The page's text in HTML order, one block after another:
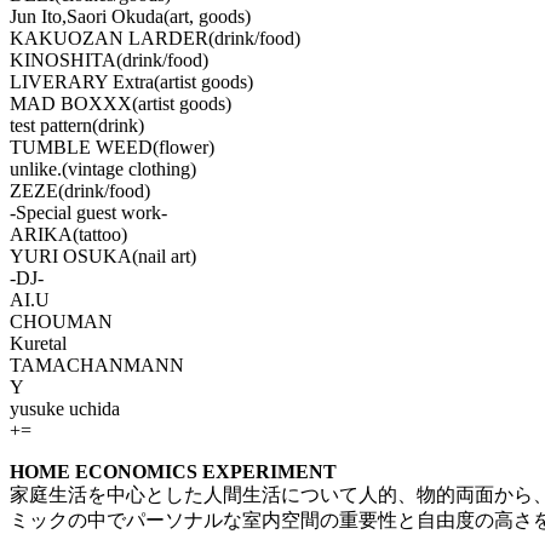
Jun Ito,Saori Okuda(art, goods)
KAKUOZAN LARDER(drink/food)
KINOSHITA(drink/food)
LIVERARY Extra(artist goods)
MAD BOXXX(artist goods)
test pattern(drink)
TUMBLE WEED(flower)
unlike.(vintage clothing)
ZEZE(drink/food)
-Special guest work-
ARIKA(tattoo)
YURI OSUKA(nail art)
-DJ-
AI.U
CHOUMAN
Kuretal
TAMACHANMANN
Y
yusuke uchida
+=
HOME ECONOMICS EXPERIMENT
家庭生活を中心とした人間生活について人的、物的両面か
ミックの中でパーソナルな室内空間の重要性と自由度の高